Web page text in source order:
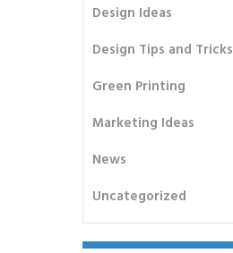
Design Ideas
Design Tips and Tricks
Green Printing
Marketing Ideas
News
Uncategorized